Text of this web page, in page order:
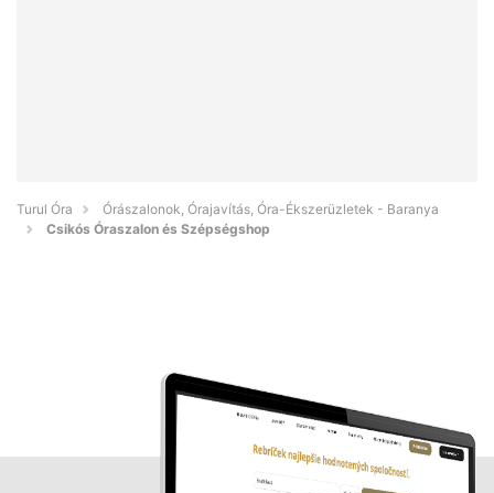
Turul Óra
Órászalonok, Órajavítás, Óra-Ékszerüzletek - Baranya
Csikós Óraszalon és Szépségshop